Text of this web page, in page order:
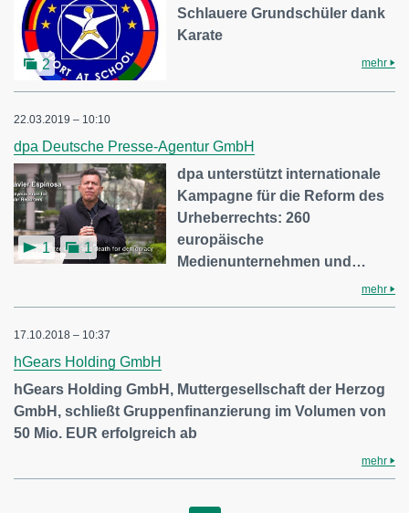
2
Schlauere Grundschüler dank
Karate
mehr
22.03.2019 – 10:10
dpa Deutsche Presse-Agentur GmbH
1 1
dpa unterstützt internationale
Kampagne für die Reform des
Urheberrechts: 260
europäische
Medienunternehmen und…
mehr
17.10.2018 – 10:37
hGears Holding GmbH
hGears Holding GmbH, Muttergesellschaft der Herzog
GmbH, schließt Gruppenfinanzierung im Volumen von
50 Mio. EUR erfolgreich ab
mehr